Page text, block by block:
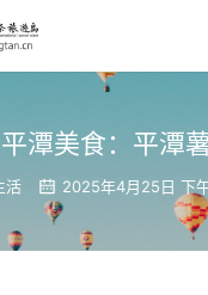
潭美食：平潭
活 2025年4月25日 下